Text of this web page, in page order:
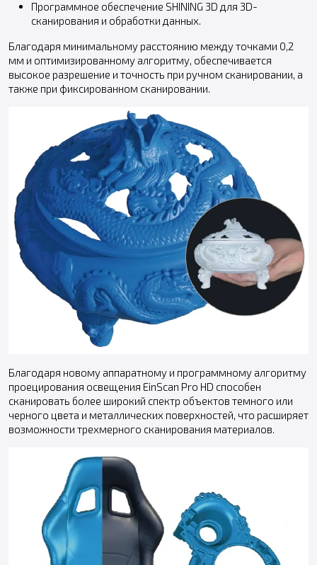
Программное обеспечение SHINING 3D для 3D-
сканирования и обработки данных.
Благодаря минимальному расстоянию между точками 0,2
мм и оптимизированному алгоритму, обеспечивается
высокое разрешение и точность при ручном сканировании, а
также при фиксированном сканировании.
Благодаря новому аппаратному и программному алгоритму
проецирования освещения EinScan Pro HD способен
сканировать более широкий спектр объектов темного или
черного цвета и металлических поверхностей, что расширяет
возможности трехмерного сканирования материалов.